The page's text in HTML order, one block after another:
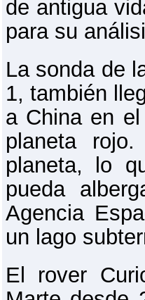
de antigua
para su
La sonda de
1, también
a China en
planeta
planeta, lo
pueda
Agencia
un lago
El rover